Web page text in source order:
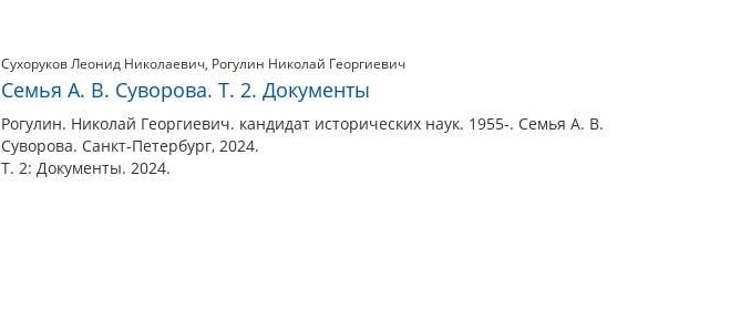
Сухоруков Леонид Николаевич, Рогулин Николай Георгиевич
Семья А. В. Суворова. Т. 2. Документы
Рогулин. Николай Георгиевич. кандидат исторических наук. 1955-. Семья А. В.
Суворова. Санкт-Петербург, 2024.
Т. 2: Документы. 2024.